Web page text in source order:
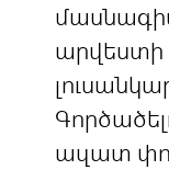
արվեստի
ազատ